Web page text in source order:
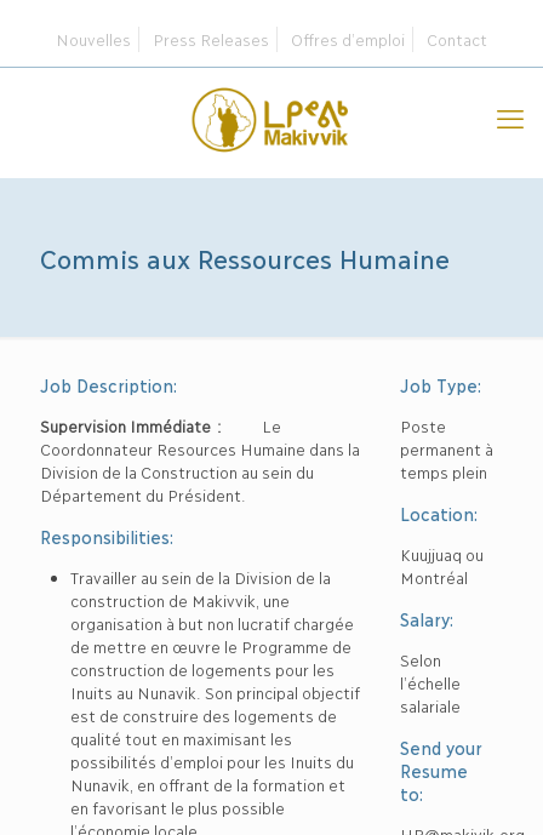
Nouvelles Press Releases Offres d’emploi Contact
Commis aux Ressources Humaine
Job Description:
Supervision Immédiate : Le
Coordonnateur Resources Humaine dans la
Division de la Construction au sein du
Département du Président.
Responsibilities:
Travailler au sein de la Division de la
construction de Makivvik, une
organisation à but non lucratif chargée
de mettre en œuvre le Programme de
construction de logements pour les
Inuits au Nunavik. Son principal objectif
est de construire des logements de
qualité tout en maximisant les
possibilités d’emploi pour les Inuits du
Nunavik, en offrant de la formation et
en favorisant le plus possible
l’économie locale.
Job Type:
Poste
permanent à
temps plein
Location:
Kuujjuaq ou
Montréal
Salary:
Selon
l’échelle
salariale
Send your
Resume
to: